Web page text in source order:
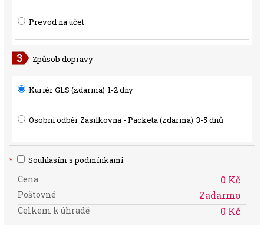
Prevod na účet
Způsob dopravy
Kuriér GLS (zdarma) 1-2 dny
Osobní odběr Zásilkovna - Packeta (zdarma) 3-5 dnů
* Souhlasím s podmínkami
Cena 0 Kč
Poštovné Zadarmo
Celkem k úhradě 0 Kč